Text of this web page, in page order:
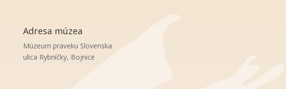
Adresa múzea
Múzeum praveku Slovenska
ulica Rybníčky, Bojnice